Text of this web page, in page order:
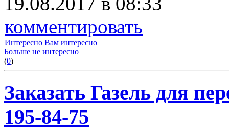
комментировать
Интересно Вам интересно
Больше не интересно
(0)
Заказать Газель для
195-84-75